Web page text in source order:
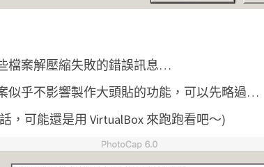
檔案解壓縮失敗的錯誤訊息…
似乎不影響製作大頭貼的功能，可以先略過…
，可能還是用 VirtualBox 來跑跑看吧～)